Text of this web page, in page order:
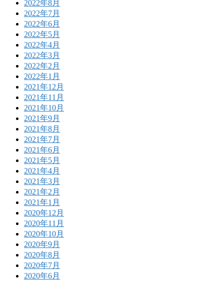
2022年8月
2022年7月
2022年6月
2022年5月
2022年4月
2022年3月
2022年2月
2022年1月
2021年12月
2021年11月
2021年10月
2021年9月
2021年8月
2021年7月
2021年6月
2021年5月
2021年4月
2021年3月
2021年2月
2021年1月
2020年12月
2020年11月
2020年10月
2020年9月
2020年8月
2020年7月
2020年6月